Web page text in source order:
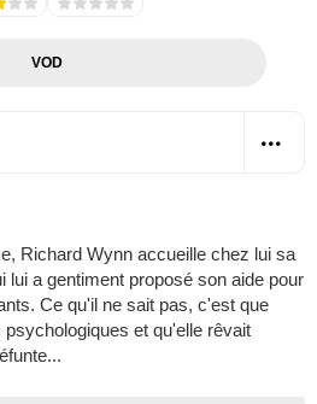
VOD
Richard Wynn accueille chez lui sa
lui a gentiment proposé son aide pour
Ce qu'il ne sait pas, c'est que
et qu'elle rêvait